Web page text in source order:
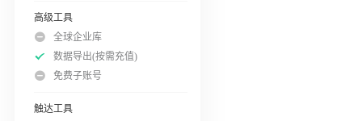
高级工具
全球企业库
数据导出(按需充值)
免费子账号
触达工具